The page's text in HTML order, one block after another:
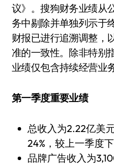
议》。搜狗财务业绩从
务中剔除并单独列示于
财报已进行追溯调整，
准的一致性。除非特别
业绩仅包含持续经营业务
第一季度重要业绩
总收入为2.22亿美
24%，较上一季度下
品牌广告收入为